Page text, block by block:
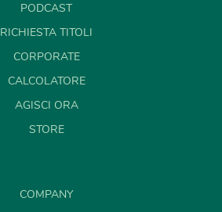
PODCAST
RICHIESTA TITOLI
CORPORATE
CALCOLATORE
AGISCI ORA
STORE
COMPANY